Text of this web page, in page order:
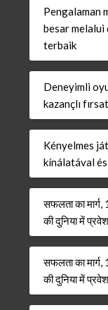
Pengalaman
besar
terbaik
Deneyimli
kazançlı
Kényelmes
kínálatával
सफलता का
की दुनिया में
सफलता का
की दुनिया में